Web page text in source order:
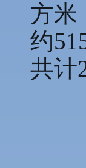
方米
约
共计